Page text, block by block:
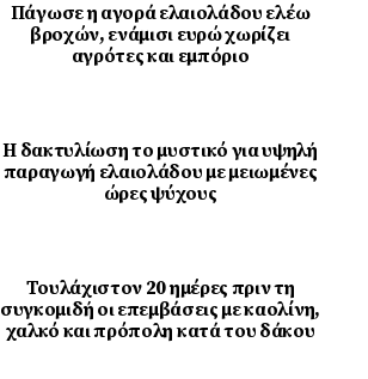
Πάγωσε η αγορά ελαιολάδου ελέω
βροχών, ενάμισι ευρώ χωρίζει
αγρότες και εμπόριο
Η δακτυλίωση το μυστικό για υψηλή
παραγωγή ελαιολάδου με μειωμένες
ώρες ψύχους
Τουλάχιστον 20 ημέρες πριν τη
συγκομιδή οι επεμβάσεις με καολίνη,
χαλκό και πρόπολη κατά του δάκου